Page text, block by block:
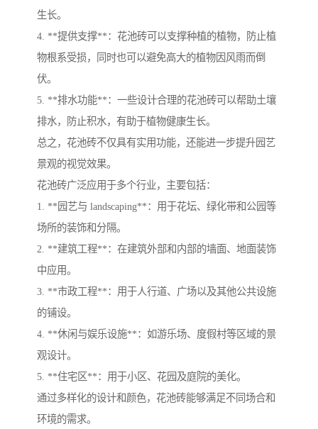
生长。
4. **提供支撑**：花池砖可以支撑种植的植物，防止植
物根系受损，同时也可以避免高大的植物因风雨而倒
伏。
5. **排水功能**：一些设计合理的花池砖可以帮助土壤
排水，防止积水，有助于植物健康生长。
总之，花池砖不仅具有实用功能，还能进一步提升园艺
景观的视觉效果。
花池砖广泛应用于多个行业，主要包括：
1. **园艺与 landscaping**：用于花坛、绿化带和公园等
场所的装饰和分隔。
2. **建筑工程**：在建筑外部和内部的墙面、地面装饰
中应用。
3. **市政工程**：用于人行道、广场以及其他公共设施
的铺设。
4. **休闲与娱乐设施**：如游乐场、度假村等区域的景
观设计。
5. **住宅区**：用于小区、花园及庭院的美化。
通过多样化的设计和颜色，花池砖能够满足不同场合和
环境的需求。